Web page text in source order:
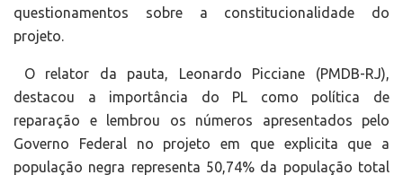
questionamentos sobre a constitucionalidade do
projeto.
O relator da pauta, Leonardo Picciane (PMDB-RJ),
destacou a importância do PL como política de
reparação e lembrou os números apresentados pelo
Governo Federal no projeto em que explicita que a
população negra representa 50,74% da população total